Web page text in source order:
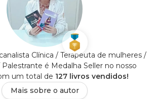
Clínica / Terapeuta de mulheres /
é Medalha Seller no nosso
um total de 127 livros vendidos!
Mais sobre o autor